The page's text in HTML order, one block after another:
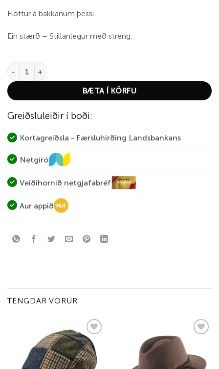
Flottur á bakkanum þessi.
Ein stærð – Stillanlegur með streng.
EA Summer Cowboy Hat Olive Green quantity
BÆTA Í KÖRFU
Greiðsluleiðir í boði:
Kortagreiðsla - Færsluhirðing Landsbankans
Netgíró
Veiðihornið netgjafabréf
Aur appið
TENGDAR VÖRUR
Add to
wishlist